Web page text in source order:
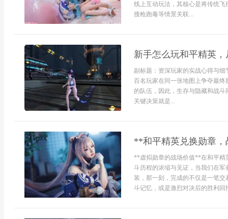
线上互动玩法，其核心是将传统
搜枪跑毒等情景关联...
新手怎么玩和平精英
副标题：资深玩家的实战心得与
百名玩家在同一张地图上争夺最
的队伍，因此，生存与隐藏和战
关键决策就是...
**和平精英兑换勋章
**虚拟勋章的战场价值**在和平精
斗历程的浓缩与见证，当我们在
装，那一刻，完成的不仅是一笔
斗记忆，或是激烈对决后的胜利